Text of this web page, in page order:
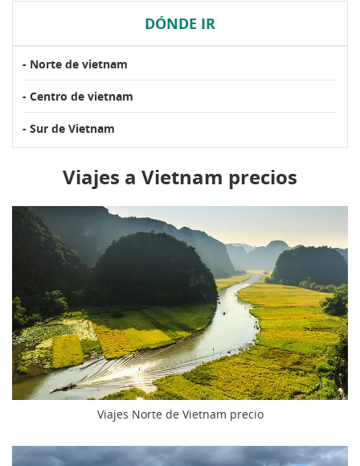
DÓNDE IR
- Norte de vietnam
- Centro de vietnam
- Sur de Vietnam
Viajes a Vietnam precios
Viajes Norte de Vietnam precio